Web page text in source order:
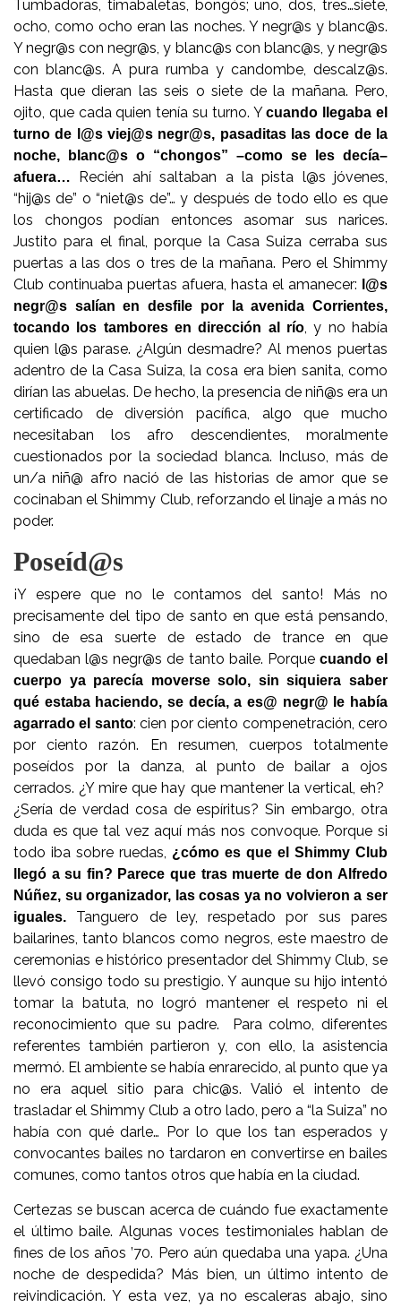
Tumbadoras, timabaletas, bongós; uno, dos, tres…siete,
ocho, como ocho eran las noches. Y negr@s y blanc@s.
Y negr@s con negr@s, y blanc@s con blanc@s, y negr@s
con blanc@s. A pura rumba y candombe, descalz@s.
Hasta que dieran las seis o siete de la mañana. Pero,
ojito, que cada quien tenía su turno. Ycuando llegaba el
turno de l@s viej@s negr@s, pasaditas las doce de la
noche, blanc@s o “chongos” –como se les decía–
afuera…
Recién ahí saltaban a la pista l@s jóvenes,
“hij@s de” o “niet@s de”… y después de todo ello es que
los chongos podían entonces asomar sus narices.
Justito para el final, porque la Casa Suiza cerraba sus
puertas a las dos o tres de la mañana. Pero el Shimmy
Club continuaba puertas afuera, hasta el amanecer: l@s
negr@s salían en desfile por la avenida Corrientes,
tocando los tambores en dirección al río, y no había
quien l@s parase. ¿Algún desmadre? Al menos puertas
adentro de la Casa Suiza, la cosa era bien sanita, como
dirían las abuelas. De hecho, la presencia de niñ@s era un
certificado de diversión pacífica, algo que mucho
necesitaban los afro descendientes, moralmente
cuestionados por la sociedad blanca. Incluso, más de
un/a niñ@ afro nació de las historias de amor que se
cocinaban el Shimmy Club, reforzando el linaje a más no
poder.
Poseíd@s
¡Y espere que no le contamos del santo! Más no
precisamente del tipo de santo en que está pensando,
sino de esa suerte de estado de trance en que
quedaban l@s negr@s de tanto baile. Porque cuando el
cuerpo ya parecía moverse solo, sin siquiera saber
qué estaba haciendo, se decía, a es@ negr@ le había
agarrado el santo: cien por ciento compenetración, cero
por ciento razón. En resumen, cuerpos totalmente
poseídos por la danza, al punto de bailar a ojos
cerrados. ¿Y mire que hay que mantener la vertical, eh?
¿Sería de verdad cosa de espíritus? Sin embargo, otra
duda es que tal vez aquí más nos convoque. Porque si
todo iba sobre ruedas, ¿cómo es que el Shimmy Club
llegó a su fin? Parece que tras muerte de don Alfredo
Núñez, su organizador, las cosas ya no volvieron a ser
iguales. Tanguero de ley, respetado por sus pares
bailarines, tanto blancos como negros, este maestro de
ceremonias e histórico presentador del Shimmy Club, se
llevó consigo todo su prestigio. Y aunque su hijo intentó
tomar la batuta, no logró mantener el respeto ni el
reconocimiento que su padre. Para colmo, diferentes
referentes también partieron y, con ello, la asistencia
mermó. El ambiente se había enrarecido, al punto que ya
no era aquel sitio para chic@s. Valió el intento de
trasladar el Shimmy Club a otro lado, pero a “la Suiza” no
había con qué darle… Por lo que los tan esperados y
convocantes bailes no tardaron en convertirse en bailes
comunes, como tantos otros que había en la ciudad.
Certezas se buscan acerca de cuándo fue exactamente
el último baile. Algunas voces testimoniales hablan de
fines de los años ’70. Pero aún quedaba una yapa. ¿Una
noche de despedida? Más bien, un último intento de
reivindicación. Y esta vez, ya no escaleras abajo, sino